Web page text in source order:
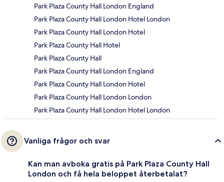
Park Plaza County Hall London England
Park Plaza County Hall London Hotel London
Park Plaza County Hall London Hotel
Park Plaza County Hall Hotel
Park Plaza County Hall
Park Plaza County Hall London England
Park Plaza County Hall London Hotel
Park Plaza County Hall London London
Park Plaza County Hall London Hotel London
Vanliga frågor och svar
Kan man avboka gratis på Park Plaza County Hall
London och få hela beloppet återbetalat?